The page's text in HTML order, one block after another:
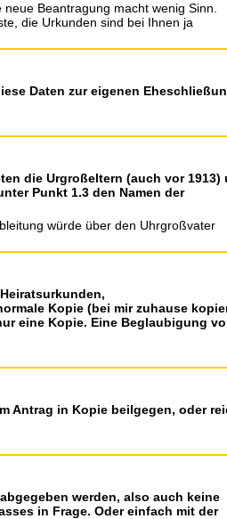
Beantragung macht wenig Sinn.
die Urkunden sind bei Ihnen ja
Daten zur eigenen
die Urgroßeltern (auch vor 1913)
Punkt 1.3 den Namen der
würde über den Uhrgroßvater
Kopie (bei mir zuhause
eine Kopie. Eine Beglaubigung
Antrag in Kopie beilgegen, oder
werden, also auch keine
in Frage. Oder einfach mit der